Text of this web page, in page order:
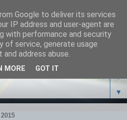
▼
▼
Google to deliver its services
IP address and user-agent are
with performance and security
of service, generate usage
address abuse.
MORE GOT IT